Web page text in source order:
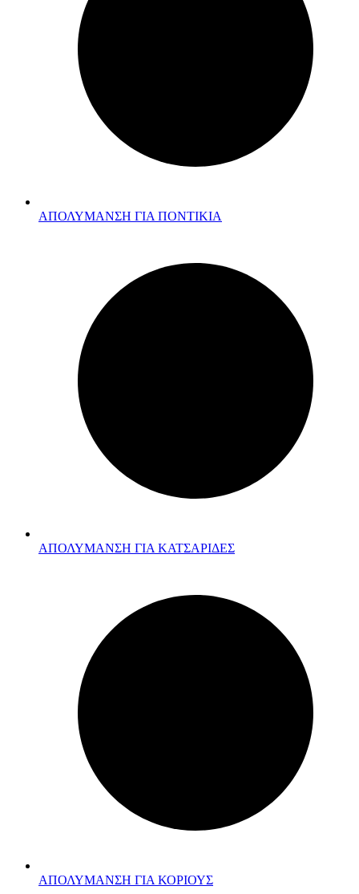
ΑΠΟΛΥΜΑΝΣΗ ΓΙΑ ΠΟΝΤΙΚΙΑ
ΑΠΟΛΥΜΑΝΣΗ ΓΙΑ ΚΑΤΣΑΡΙΔΕΣ
ΑΠΟΛΥΜΑΝΣΗ ΓΙΑ ΚΟΡΙΟΥΣ